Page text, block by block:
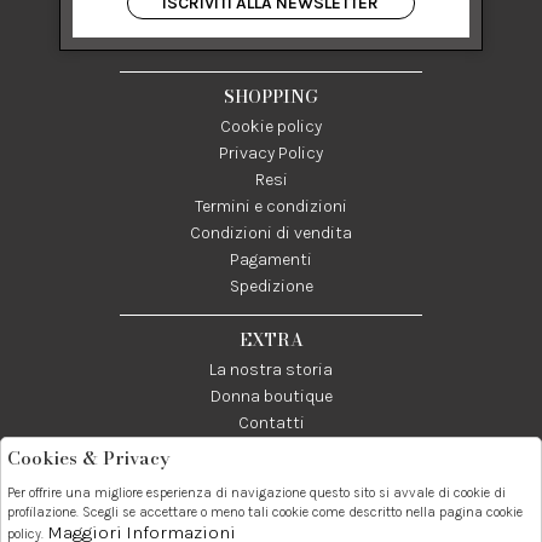
84122 Salerno Italia
P IVA 03024950655
SHOPPING
Cookie policy
Privacy Policy
Resi
Termini e condizioni
Condizioni di vendita
Pagamenti
Spedizione
EXTRA
La nostra storia
Donna boutique
Contatti
Telefono:
089237858
Whatsapp:
3338855601
Contatti:
info@donna1981.it
Cookies & Privacy
Per offrire una migliore esperienza di navigazione questo sito si avvale di cookie di
profilazione. Scegli se accettare o meno tali cookie come descritto nella pagina cookie
policy. Maggiori Informazioni